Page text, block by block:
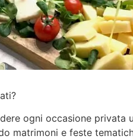
ogni occasione privata
matrimoni e feste